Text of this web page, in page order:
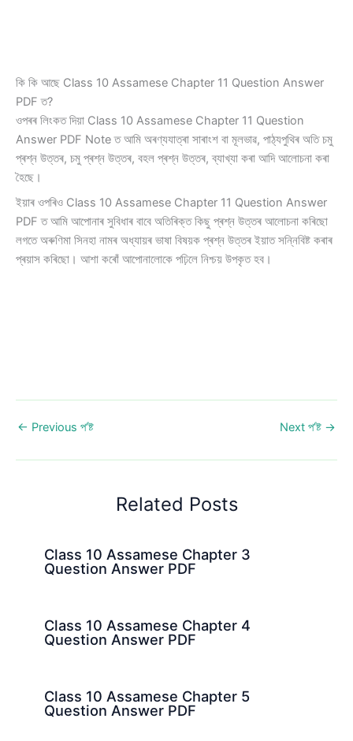
কি কি আছে Class 10 Assamese Chapter 11 Question Answer
PDF ত?
ওপৰৰ লিংকত দিয়া Class 10 Assamese Chapter 11 Question
Answer PDF Note ত আমি অৰণ্যযাত্ৰা সাৰাংশ বা মূলভাৱ, পাঠ্যপুথিৰ অতি চমু
প্ৰশ্ন উত্তৰ, চমু প্ৰশ্ন উত্তৰ, বহল প্ৰশ্ন উত্তৰ, ব্যাখ্যা কৰা আদি আলোচনা কৰা
হৈছে।
ইয়াৰ ওপৰিও Class 10 Assamese Chapter 11 Question Answer
PDF ত আমি আপোনাৰ সুবিধাৰ বাবে অতিৰিক্ত কিছু প্ৰশ্ন উত্তৰ আলোচনা কৰিছো
লগতে অৰুণিমা সিনহা নামৰ অধ্যায়ৰ ভাষা বিষয়ক প্ৰশ্ন উত্তৰ ইয়াত সন্নিবিষ্ট কৰাৰ
প্ৰয়াস কৰিছো। আশা কৰোঁ আপোনালোকে পঢ়িলে নিশ্চয় উপকৃত হব।
← Previous প’ষ্ট Next প’ষ্ট →
Related Posts
Class 10 Assamese Chapter 3
Question Answer PDF
Class 10 Assamese Chapter 4
Question Answer PDF
Class 10 Assamese Chapter 5
Question Answer PDF